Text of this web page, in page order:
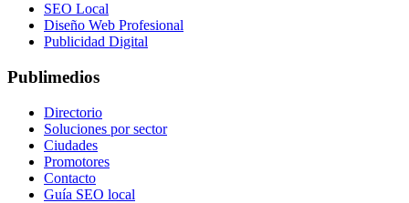
SEO Local
Diseño Web Profesional
Publicidad Digital
Publimedios
Directorio
Soluciones por sector
Ciudades
Promotores
Contacto
Guía SEO local